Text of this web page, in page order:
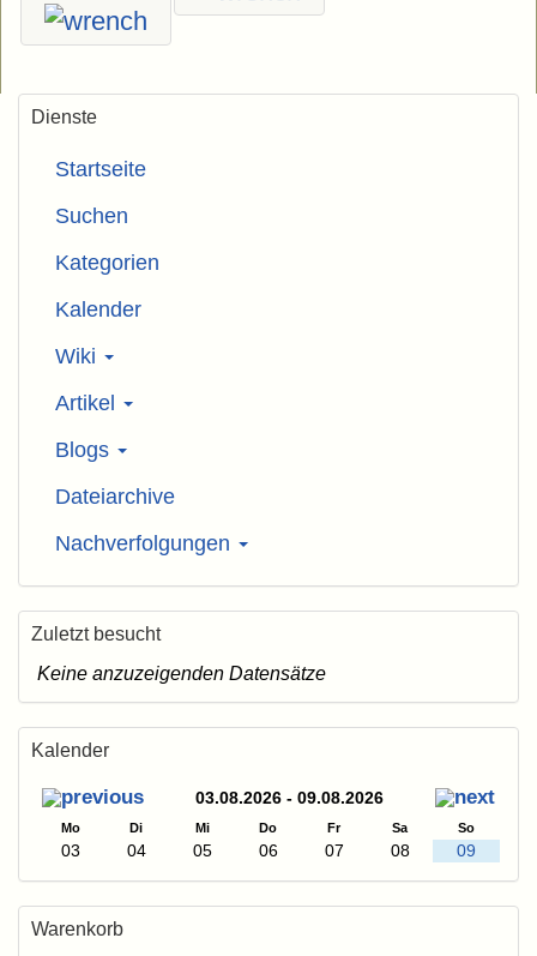
Dienste
Startseite
Suchen
Kategorien
Kalender
Wiki
Artikel
Blogs
Dateiarchive
Nachverfolgungen
Zuletzt besucht
Keine anzuzeigenden Datensätze
Kalender
03.08.2026 - 09.08.2026
Mo Di Mi Do Fr Sa So
03 04 05 06 07 08 09
Warenkorb